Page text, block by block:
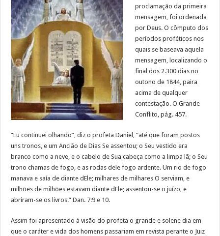
proclamação da primeira
mensagem, foi ordenada
por Deus. O cômputo dos
períodos proféticos nos
quais se baseava aquela
mensagem, localizando o
final dos 2.300 dias no
outono de 1844, paira
acima de qualquer
contestação. O Grande
Conflito, pág. 457.
“Eu continuei olhando”, diz o profeta Daniel, “até que foram postos
uns tronos, e um Ancião de Dias Se assentou; o Seu vestido era
branco como a neve, e o cabelo de Sua cabeça como a limpa lã; o Seu
trono chamas de fogo, e as rodas dele fogo ardente. Um rio de fogo
manava e saía de diante dEle; milhares de milhares O serviam, e
milhões de milhões estavam diante dEle; assentou-se o juízo, e
abriram-se os livros.” Dan. 7:9 e 10.
Assim foi apresentado à visão do profeta o grande e solene dia em
que o caráter e vida dos homens passariam em revista perante o Juiz